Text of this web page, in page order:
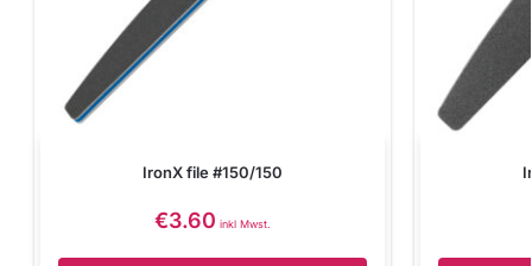
IronX file #150/150
€3.60 inkl Mwst.